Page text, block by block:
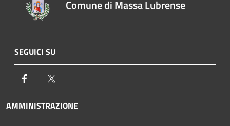
Comune di Massa Lubrense
SEGUICI SU
Facebook
AMMINISTRAZIONE